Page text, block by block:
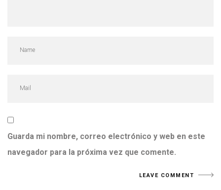
Guarda mi nombre, correo electrónico y web en este
navegador para la próxima vez que comente.